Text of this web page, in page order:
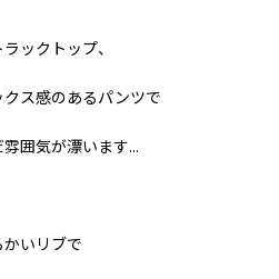
ックトップ、
ス感のあるパンツで
囲気が漂います...
いリブで